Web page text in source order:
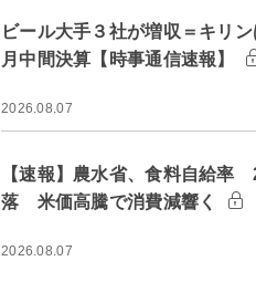
ビール大手３社が増収＝キリ
月中間決算【時事通信速報】
2026.08.07
【速報】農水省、食料自給率
落 米価高騰で消費減響く
2026.08.07